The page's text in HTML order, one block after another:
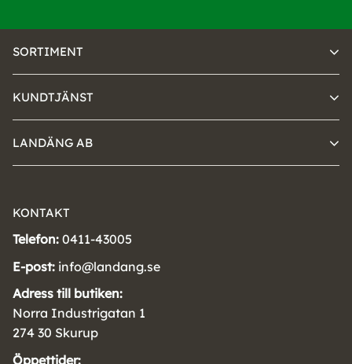
SORTIMENT
KUNDTJÄNST
LANDÄNG AB
KONTAKT
Telefon: 0411-43005
E-post: info@landang.se
Adress till butiken:
Norra Industrigatan 1
274 30 Skurup
Öppettider: